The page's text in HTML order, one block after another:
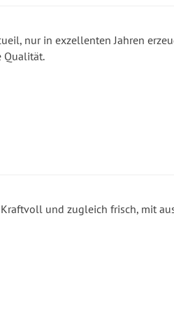
nur in exzellenten Jahren
Qualität.
und zugleich frisch, mit